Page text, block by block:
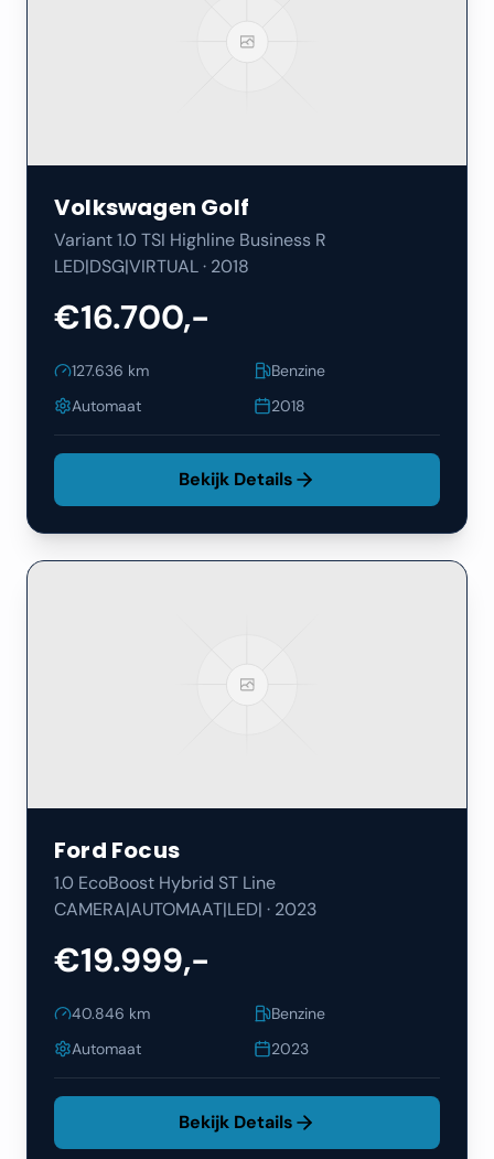
Volkswagen Golf
Variant 1.0 TSI Highline Business R
LED|DSG|VIRTUAL· 2018
€16.700,-
127.636 km
Benzine
Automaat
2018
Bekijk Details
Ford Focus
1.0 EcoBoost Hybrid ST Line
CAMERA|AUTOMAAT|LED| · 2023
€19.999,-
40.846 km
Benzine
Automaat
2023
Bekijk Details